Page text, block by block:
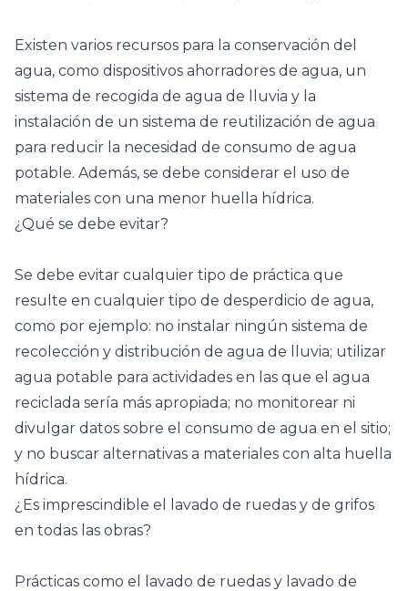
Existen varios recursos para la conservación del
agua, como dispositivos ahorradores de agua, un
sistema de recogida de agua de lluvia y la
instalación de un sistema de reutilización de agua
para reducir la necesidad de consumo de agua
potable. Además, se debe considerar el uso de
materiales con una menor huella hídrica.
¿Qué se debe evitar?
Se debe evitar cualquier tipo de práctica que
resulte en cualquier tipo de desperdicio de agua,
como por ejemplo: no instalar ningún sistema de
recolección y distribución de agua de lluvia; utilizar
agua potable para actividades en las que el agua
reciclada sería más apropiada; no monitorear ni
divulgar datos sobre el consumo de agua en el sitio;
y no buscar alternativas a materiales con alta huella
hídrica.
¿Es imprescindible el lavado de ruedas y de grifos
en todas las obras?
Prácticas como el lavado de ruedas y lavado de